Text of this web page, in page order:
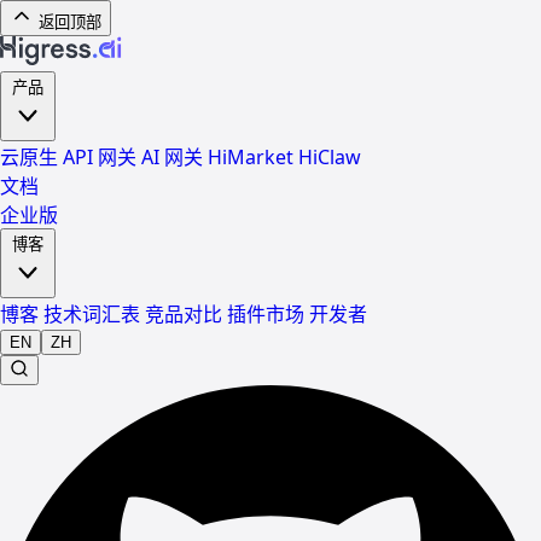
返回顶部
云原生 API 网关 AI 网关 HiMarket HiClaw
文档
企业版
博客技术词汇表 竞品对比 插件市场 开发者
EN ZH